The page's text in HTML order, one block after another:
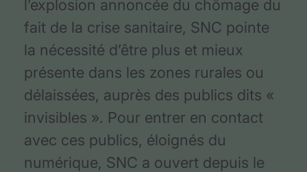
l’explosion annoncée du chômage du
fait de la crise sanitaire, SNC pointe
la nécessité d’être plus et mieux
présente dans les zones rurales ou
délaissées, auprès des publics dits «
invisibles ». Pour entrer en contact
avec ces publics, éloignés du
numérique, SNC a ouvert depuis le